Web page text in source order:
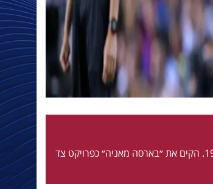
חי ונושם בלאוגרנה מאז 1991. הקים את ״בארסה מאניה״ כפרויקט צד